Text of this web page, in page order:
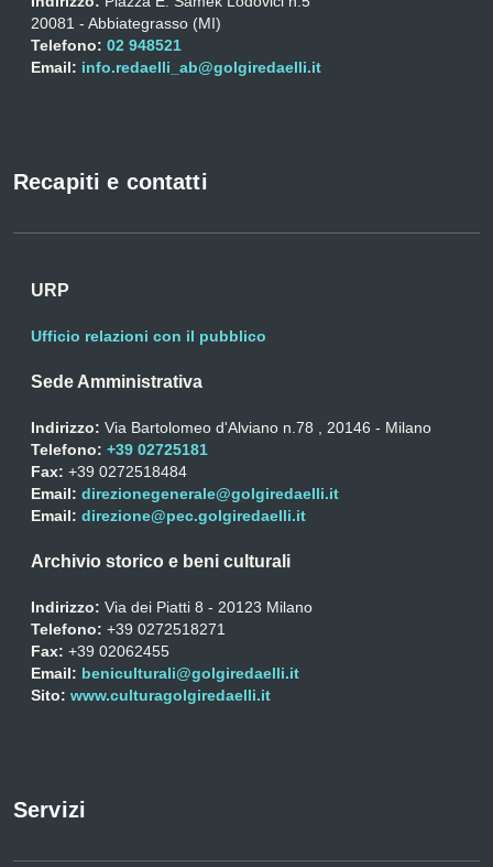
20081 - Abbiategrasso (MI)
Telefono: 02 948521
Email: info.redaelli_ab@golgiredaelli.it
Recapiti e contatti
URP
Ufficio relazioni con il pubblico
Sede Amministrativa
Indirizzo: Via Bartolomeo d'Alviano n.78 , 20146 - Milano
Telefono: +39 02725181
Fax: +39 0272518484
Email: direzionegenerale@golgiredaelli.it
Email: direzione@pec.golgiredaelli.it
Archivio storico e beni culturali
Indirizzo: Via dei Piatti 8 - 20123 Milano
Telefono: +39 0272518271
Fax: +39 02062455
Email: beniculturali@golgiredaelli.it
Sito: www.culturagolgiredaelli.it
Servizi